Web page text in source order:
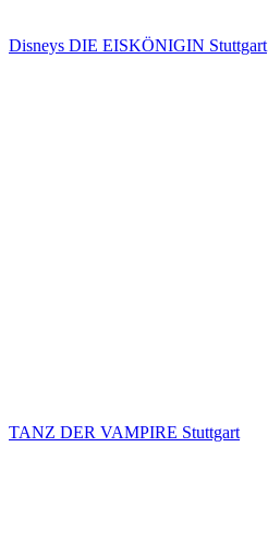
Disneys DIE EISKÖNIGIN Stuttgart
TANZ DER VAMPIRE Stuttgart